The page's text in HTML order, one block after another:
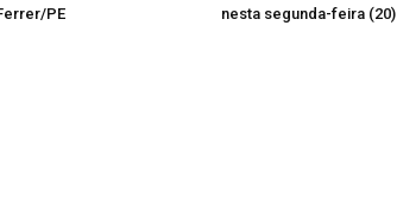
PE
nesta segunda-feira (20)